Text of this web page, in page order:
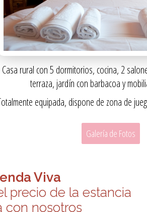
Casa rural con 5 dormitorios, cocina, 2
terraza, jardín con barbacoa y
equipada, dispone de zona de
Galería de Fotos
Viva
precio de la estancia
con nosotros